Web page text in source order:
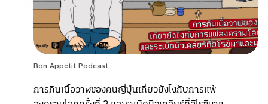
Bon Appétit Podcast
การกินเนื้อวาฬของคนญี่ปุ่นเกี่ยวยังไงกับการแพ้